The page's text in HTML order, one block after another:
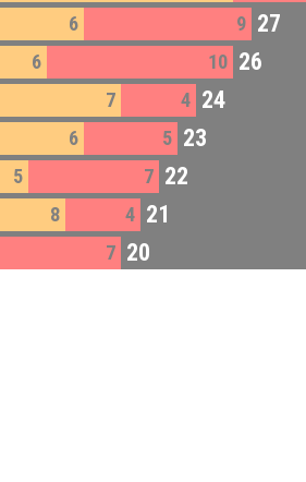
6 9 27
6 10 26
7 4 24
6 5 23
5 7 22
8 4 21
7 20